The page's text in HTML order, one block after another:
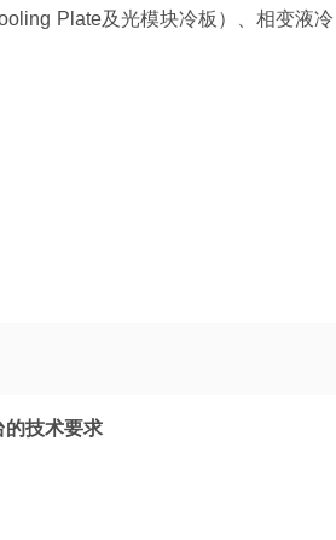
Plate及光模块冷板）、相变液冷
的技术要求